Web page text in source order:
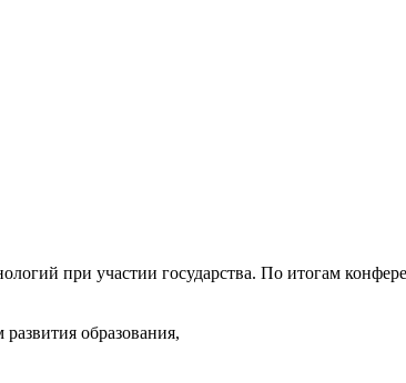
при участии государства. По итогам
образования,